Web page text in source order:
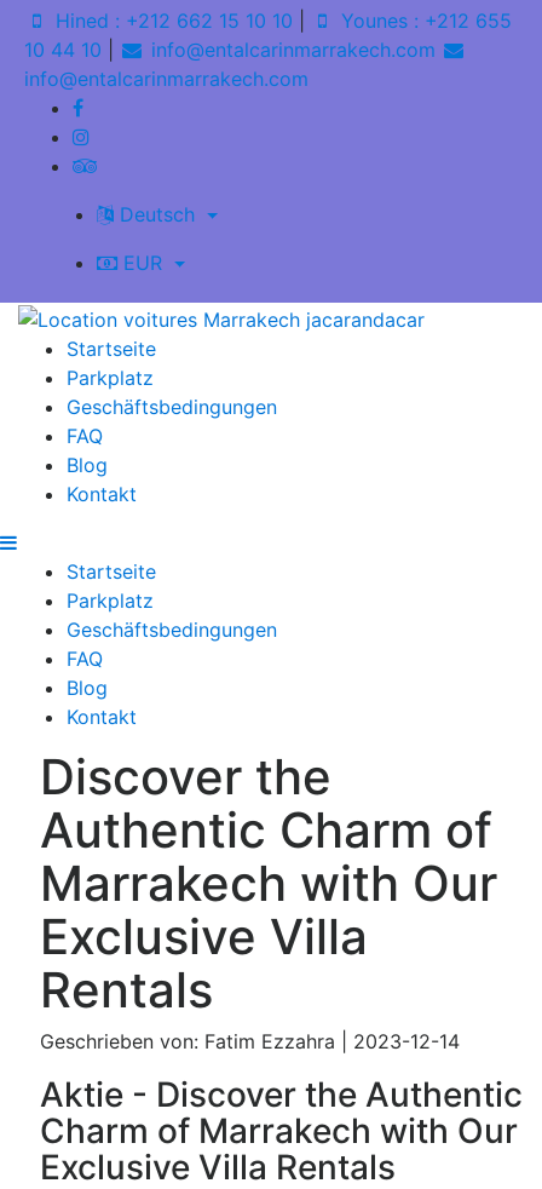
Hined : +212 662 15 10 10
Younes : +212 655
10 44 10
info@entalcarinmarrakech.com
info@entalcarinmarrakech.com
Deutsch
EUR
Startseite
Parkplatz
Geschäftsbedingungen
FAQ
Blog
Kontakt
Startseite
Parkplatz
Geschäftsbedingungen
FAQ
Blog
Kontakt
Discover the
Authentic Charm of
Marrakech with Our
Exclusive Villa
Rentals
Geschrieben von: Fatim Ezzahra | 2023-12-14
Aktie - Discover the Authentic
Charm of Marrakech with Our
Exclusive Villa Rentals